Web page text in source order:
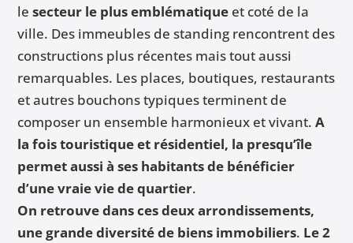
lesecteur le plus emblématique et coté de la
ville. Des immeubles de standing rencontrent des
constructions plus récentes mais tout aussi
remarquables. Les places, boutiques, restaurants
et autres bouchons typiques terminent de
composer un ensemble harmonieux et vivant.A
la fois touristique et résidentiel, la presqu’île
permet aussi à ses habitants de bénéficier
d’une vraie vie de quartier.
On retrouve dans ces deux arrondissements,
une grande diversité de biens immobiliers. Le 2